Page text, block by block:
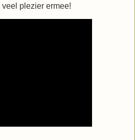
veel plezier ermee!